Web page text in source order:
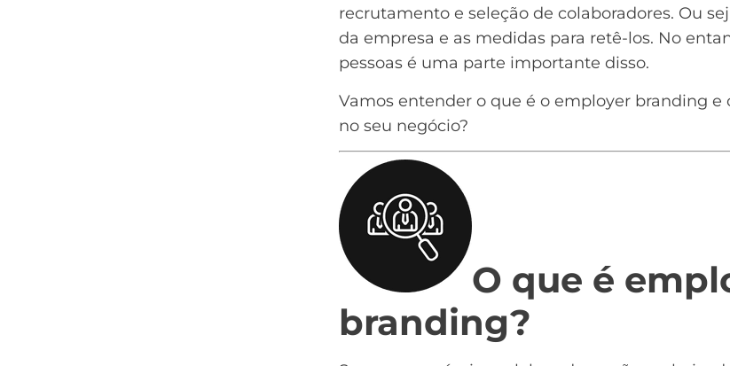
recrutamento e seleção de colaboradores. Ou
da empresa e as medidas para retê-los. No
pessoas é uma parte importante disso.
Vamos entender o que é o employer branding e
no seu negócio?
O que é
branding?